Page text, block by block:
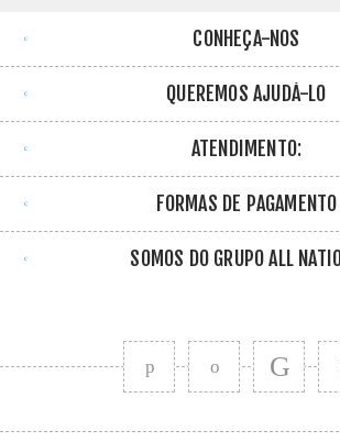
CONHEÇA-NOS
QUEREMOS AJUDÁ-LO
ATENDIMENTO:
FORMAS DE PAGAMENTO
SOMOS DO GRUPO ALL